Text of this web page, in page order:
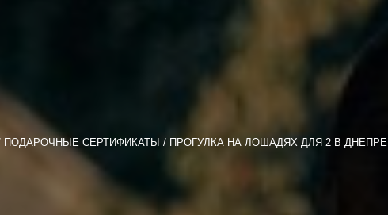
ПОДАРОЧНЫЕ СЕРТИФИКАТЫ ПРОГУЛКА НА ЛОШАДЯХ ДЛЯ 2 В ДНЕПРЕ